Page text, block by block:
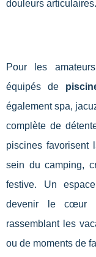
douleurs articulaires.
Pour les
équipés de
également spa,
complète de
piscines favorisent
sein du camping,
festive. Un
devenir le cœur
rassemblant les
ou de moments de